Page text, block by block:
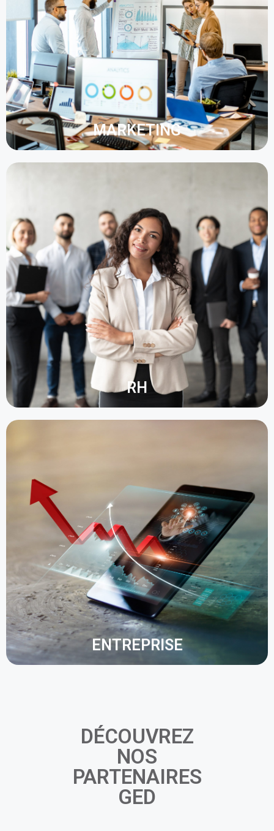
MARKETING
informations au sein de la même plateforme
numérique, accessible par tous les collaborateurs.
Les équipes peuvent regrouper au sein d'un même
dossier des documents de type papier,
bureautique, son, image, vidéo, plan, etc. En
structurant les flux, l'entreprise se montre plus
réactive pour répondre aux exigences des clients.
RH
Le département des ressources humaines traite
une grande quantité de documents, tels que les
contrats de travail, les déclarations
administratives, les fiches de paie et les arrêts de
travail. La GED apporte fiabilité, souplesse, facilité
et sécurité aux collaborateurs.
La centralisation des documents sur une
plateforme unique améliore l'efficacité du
département dans la gestion des recrutements,
des départs, des demandes de congé, des
plannings et des attestations.
ENTREPRISE
La GED améliore la communication interne en
évitant les limites du papier, comme la mise à jour
manuelle des informations et le risque de perte.
Ses fonctionnalités favorisent le travail collaboratif
: workflow de validation, gestion des droits
d'accès, co-rédaction et ajout de commentaires.
DÉCOUVREZ
NOS
PARTENAIRES
GED